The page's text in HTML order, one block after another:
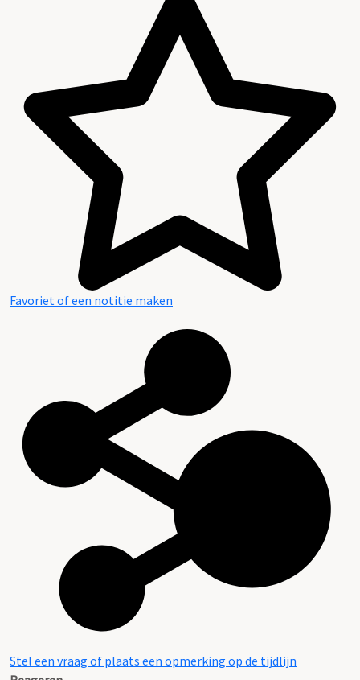
Favoriet of een notitie maken
Stel een vraag of plaats een opmerking op de tijdlijn